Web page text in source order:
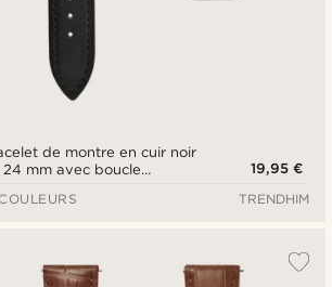
de montre en cuir noir
mm avec boucle
19,95 €
TRENDHIM